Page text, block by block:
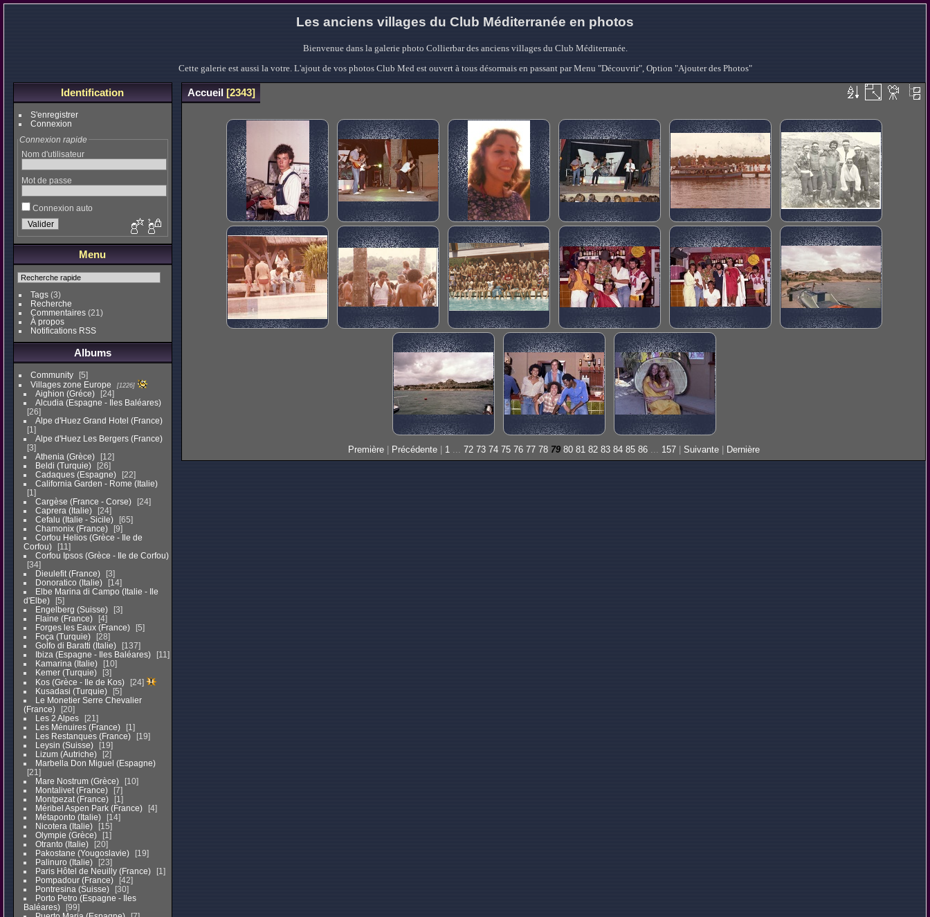
Les anciens villages du Club Méditerranée en photos
Bienvenue dans la galerie photo Collierbar des anciens villages du Club Méditerranée.
Cette galerie est aussi la votre. L'ajout de vos photos Club Med est ouvert à tous désormais en passant par Menu "Découvrir", Option "Ajouter des Photos"
Identification
S'enregistrer
Connexion
Connexion rapide
Nom d'utilisateur
Mot de passe
Connexion auto
Menu
Tags(3)
Recherche
Commentaires(21)
À propos
Notifications RSS
Albums
Community
5
Villages zone Europe
1226
Aighion (Gréce)
24
Alcudia (Espagne - Iles Baléares)
26
Alpe d'Huez Grand Hotel (France)
1
Alpe d'Huez Les Bergers (France)
3
Athenia (Grèce)
12
Beldi (Turquie)
26
Cadaques (Espagne)
22
California Garden - Rome (Italie)
1
Cargèse (France - Corse)
24
Caprera (Italie)
24
Cefalu (Italie - Sicile)
65
Chamonix (France)
9
Corfou Helios (Grèce - Ile de
Corfou)
11
Corfou Ipsos (Grèce - Ile de Corfou)
34
Dieulefit (France)
3
Donoratico (Italie)
14
Elbe Marina di Campo (Italie - Ile
d'Elbe)
5
Engelberg (Suisse)
3
Flaine (France)
4
Forges les Eaux (France)
5
Foça (Turquie)
28
Golfo di Baratti (Italie)
137
Ibiza (Espagne - Iles Baléares)
11
Kamarina (Italie)
10
Kemer (Turquie)
3
Kos (Grèce - Ile de Kos)
24
Kusadasi (Turquie)
5
Le Monetier Serre Chevalier
(France)
20
Les 2 Alpes
21
Les Ménuires (France)
1
Les Restanques (France)
19
Leysin (Suisse)
19
Lizum (Autriche)
2
Marbella Don Miguel (Espagne)
21
Mare Nostrum (Grèce)
10
Montalivet (France)
7
Montpezat (France)
1
Méribel Aspen Park (France)
4
Métaponto (Italie)
14
Nicotera (Italie)
15
Olympie (Grèce)
1
Otranto (Italie)
20
Pakostane (Yougoslavie)
19
Palinuro (Italie)
23
Paris Hôtel de Neuilly (France)
1
Pompadour (France)
42
Pontresina (Suisse)
30
Porto Petro (Espagne - Iles
Baléares)
99
Accueil 2343
Première| Précédente| 1... 72 73 74 75 76 77 78 79 80 81 82 83 84 85 86... 157 Suivante Dernière